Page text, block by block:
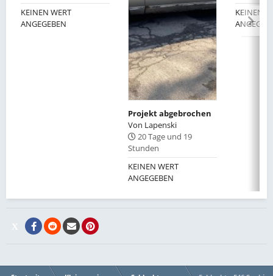
KEINEN WERT
ANGEGEBEN
Projekt abgebrochen
Von Lapenski
20 Tage und 19
Stunden
KEINEN WERT
ANGEGEBEN
KEINEN